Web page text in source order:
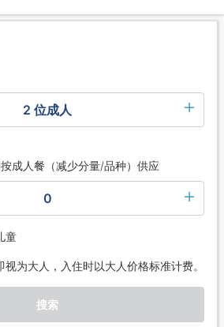
2 位成人
成人餐（减少分量/品种）供应
0
童
为大人，入住时以大人价格标准计费。
搜索